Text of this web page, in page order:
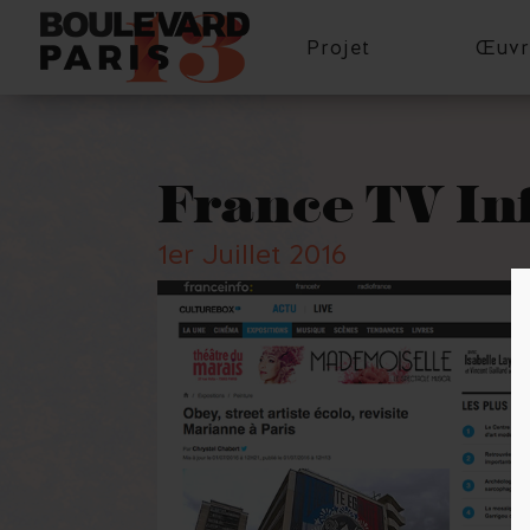
Projet
France TV
1er Juillet 2016